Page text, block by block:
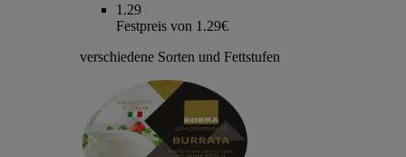
1.29
Festpreis von 1.29€
verschiedene Sorten und Fettstufen